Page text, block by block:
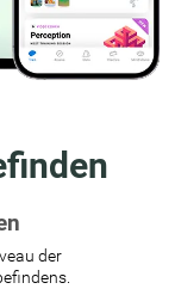
der